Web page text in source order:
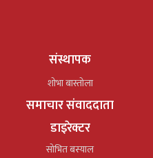
संस्थापक
शोभा बास्तोला
समाचार संवाददाता
डाइरेक्टर
सोभित बस्याल